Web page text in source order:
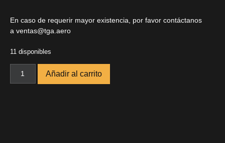
En caso de requerir mayor existencia, por favor contáctanos
a ventas@tga.aero
11 disponibles
Añadir al carrito